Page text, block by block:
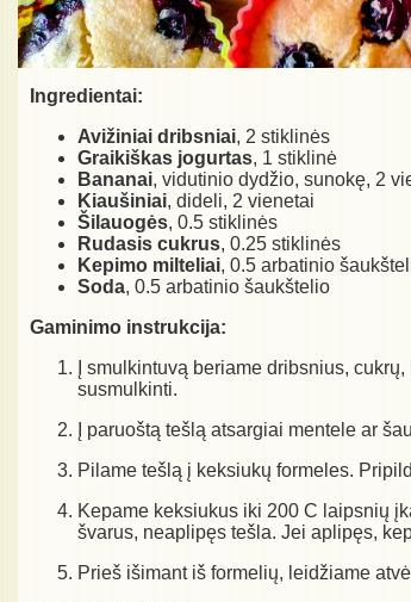
Ingredientai:
Avižiniai dribsniai, 2 stiklinės
Graikiškas jogurtas, 1 stiklinė
Bananai, vidutinio dydžio, sunokę, 2
Kiaušiniai, dideli, 2 vienetai
Šilauogės, 0.5 stiklinės
Rudasis cukrus, 0.25 stiklinės
Kepimo milteliai, 0.5 arbatinio
Soda, 0.5 arbatinio šaukštelio
Gaminimo instrukcija:
Į smulkintuvą beriame dribsnius,
susmulkinti.
Į paruoštą tešlą atsargiai mentele ar
Pilame tešlą į keksiukų formeles.
Kepame keksiukus iki 200 C laipsnių
švarus, neaplipęs tešla. Jei aplipęs,
Prieš išimant iš formelių, leidžiame